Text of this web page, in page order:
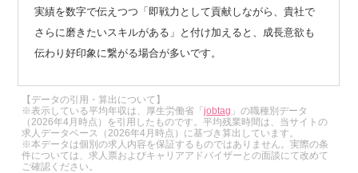
実績を数字で伝えつつ「即戦力として貢献しながら、貴社で
さらに磨きたいスキルがある」と付け加えると、成長意欲も
伝わり好印象に繋がる場合が多いです。
【データの引用・算出について】
※表示している平均年収は、厚生労働省「jobtag 」の職種別データ
（2026年4月時点）を引用したものです。平均残業時間は、当サイトの
求人データベース（2026年4月時点）に基づき算出しています。
※本データは個別の求人内容を保証するものではありません。実際の条
件については、求人票およびキャリアアドバイザーとの面談にて改めて
ご確認ください。